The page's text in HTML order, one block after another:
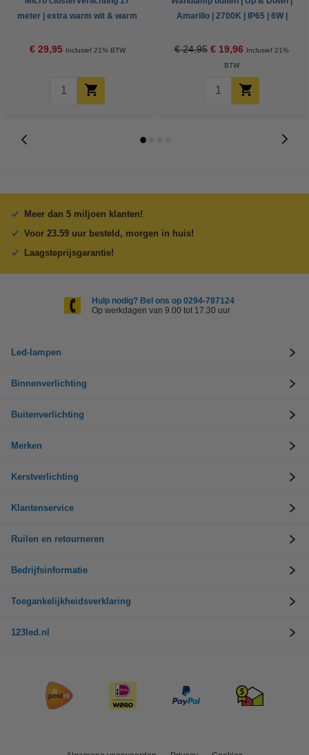
meter | extra warm wit & warm
€ 29,95 Inclusief 21% BTW
Amarillo | 2700K | IP65 | 6W |
€ 24,95 € 19,96 Inclusief 21%
BTW
Meer dan 5 miljoen klanten!
Voor 23.59 uur besteld, morgen in huis!
Laagsteprijsgarantie!
Hulp nodig? Bel ons op 0294-787124
Op werkdagen van 9.00 tot 17.30 uur
Led-lampen
Binnenverlichting
Buitenverlichting
Merken
Kerstverlichting
Klantenservice
Ruilen en retourneren
Bedrijfsinformatie
Toegankelijkheidsverklaring
123led.nl